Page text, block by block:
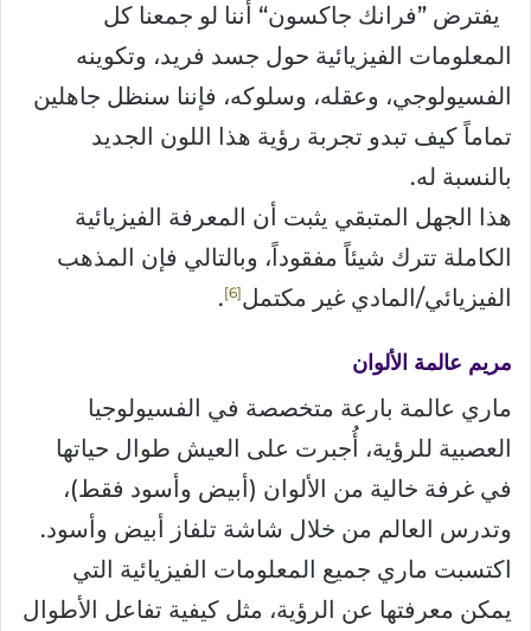
يفترض ”فرانك جاكسون“ أننا لو جمعنا كل
المعلومات الفيزيائية حول جسد فريد، وتكوينه
الفسيولوجي، وعقله، وسلوكه، فإننا سنظل جاهلين
تماماً كيف تبدو تجربة رؤية هذا اللون الجديد
بالنسبة له.
هذا الجهل المتبقي يثبت أن المعرفة الفيزيائية
الكاملة تترك شيئاً مفقوداً، وبالتالي فإن المذهب
الفيزيائي/المادي غير مكتمل 6
.
مريم عالمة الألوان
ماري عالمة بارعة متخصصة في الفسيولوجيا
العصبية للرؤية، أُجبرت على العيش طوال حياتها
في غرفة خالية من الألوان (أبيض وأسود فقط)،
وتدرس العالم من خلال شاشة تلفاز أبيض وأسود.
اكتسبت ماري جميع المعلومات الفيزيائية التي
يمكن معرفتها عن الرؤية، مثل كيفية تفاعل الأطوال